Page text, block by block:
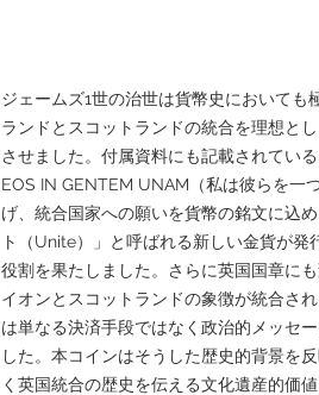
ジェームズ1世の治世は貨幣史において
ランドとスコットランドの統合を理想と
させました。付属資料にも記載されてい
EOS IN GENTEM UNAM（私は彼らを一
げ、統合国家への願いを貨幣の銘文に込
ト（Unite）」と呼ばれる新しい金貨が
役割を果たしました。さらに英国国章に
イオンとスコットランドの象徴が統合さ
は単なる決済手段ではなく政治的メッセ
した。本コインはそうした歴史的背景を
く英国統合の歴史を伝える文化遺産的価